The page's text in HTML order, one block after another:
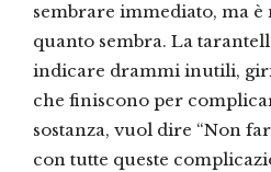
sembrare immediato, ma
quanto sembra. La
indicare drammi inutili,
che finiscono per
sostanza, vuol dire “Non
con tutte queste